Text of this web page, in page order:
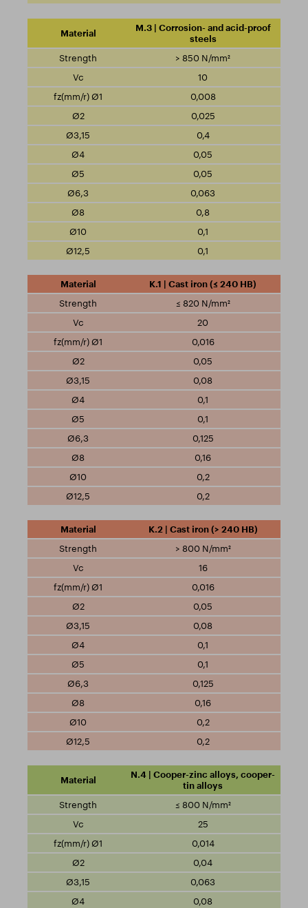
M.3 | Corrosion- and acid-proof
steels
> 850 N/mm²
10
0,008
0,025
0,4
0,05
0,05
0,063
0,8
0,1
0,1
K.1 | Cast iron (≤ 240 HB)
≤ 820 N/mm²
20
0,016
0,05
0,08
0,1
0,1
0,125
0,16
0,2
0,2
K.2 | Cast iron (> 240 HB)
> 800 N/mm²
16
0,016
0,05
0,08
0,1
0,1
0,125
0,16
0,2
0,2
N.4 | Cooper-zinc alloys, cooper-
tin alloys
≤ 800 N/mm²
25
0,014
0,04
0,063
0,08